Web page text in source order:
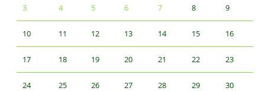
3 4 5 6 7 8 9
10 11 12 13 14 15 16
17 18 19 20 21 22 23
24 25 26 27 28 29 30